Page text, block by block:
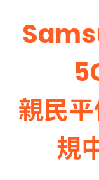
親民
規